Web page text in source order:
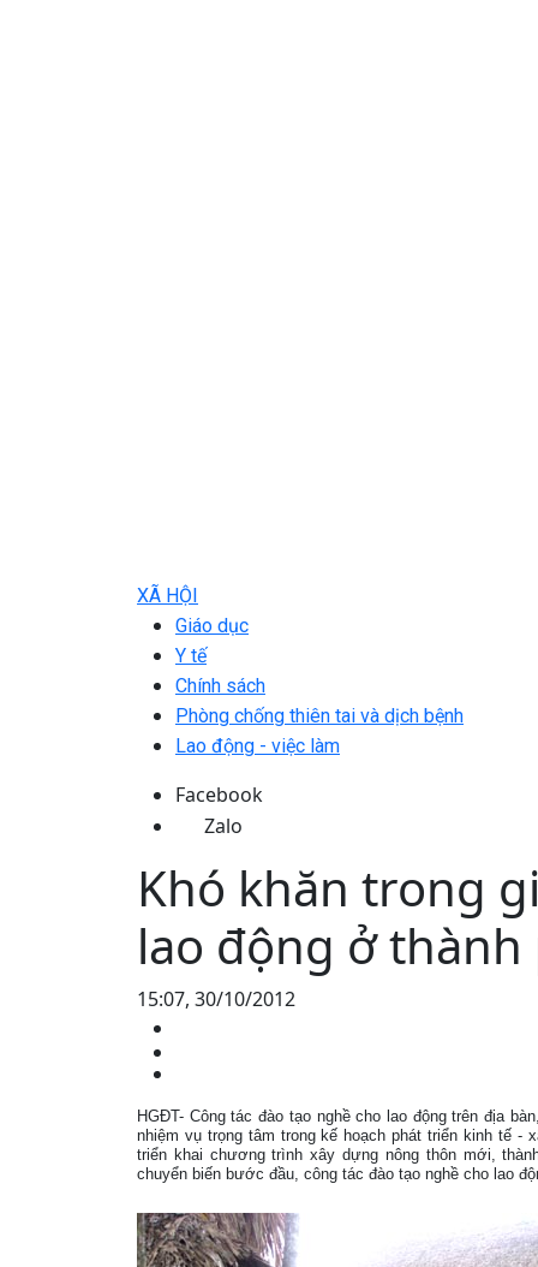
XÃ HỘI
Giáo dục
Y tế
Chính sách
Phòng chống thiên tai và dịch bệnh
Lao động - việc làm
Facebook
Zalo
Khó khăn trong
lao động ở thành
15:07, 30/10/2012
HGĐT- Công tác đào tạo nghề cho lao động trên địa
nhiệm vụ trọng tâm trong kế hoạch phát triển kinh tế -
triển khai chương trình xây dựng nông thôn mới,
chuyển biến bước đầu, công tác đào tạo nghề cho lao